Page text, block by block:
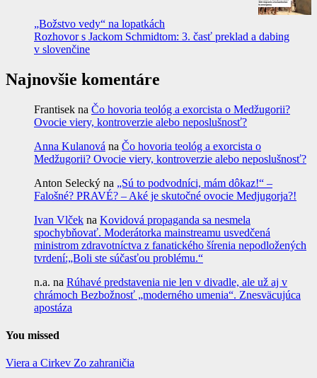
„Božstvo vedy“ na lopatkách
Rozhovor s Jackom Schmidtom: 3. časť preklad a dabing
v slovenčine
Najnovšie komentáre
Frantisek na Čo hovoria teológ a exorcista o Medžugorii?
Ovocie viery, kontroverzie alebo neposlušnosť?
Anna Kulanová na Čo hovoria teológ a exorcista o
Medžugorii? Ovocie viery, kontroverzie alebo neposlušnosť?
Anton Selecký na „Sú to podvodníci, mám dôkaz!“ –
Falošné? PRAVÉ? – Aké je skutočné ovocie Medjugorja?!
Ivan Vlček na Kovidová propaganda sa nesmela
spochybňovať. Moderátorka mainstreamu usvedčená
ministrom zdravotníctva z fanatického šírenia nepodložených
tvrdení:„Boli ste súčasťou problému.“
n.a. na Rúhavé predstavenia nie len v divadle, ale už aj v
chrámoch Bezbožnosť „moderného umenia“. Znesväcujúca
apostáza
You missed
Viera a Cirkev Zo zahraničia